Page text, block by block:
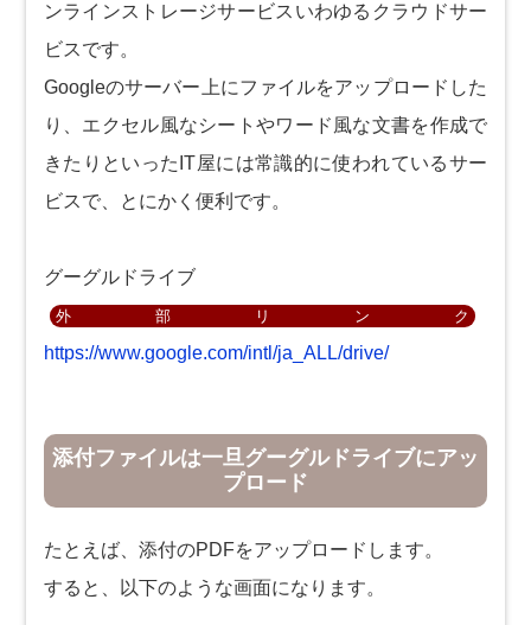
ンラインストレージサービスいわゆるクラウドサー
ビスです。
Googleのサーバー上にファイルをアップロードした
り、エクセル風なシートやワード風な文書を作成で
きたりといったIT屋には常識的に使われているサー
ビスで、とにかく便利です。
グーグルドライブ
https://www.google.com/intl/ja_ALL/drive/
添付ファイルは一旦グーグルドライブにアッ
プロード
たとえば、添付のPDFをアップロードします。
すると、以下のような画面になります。